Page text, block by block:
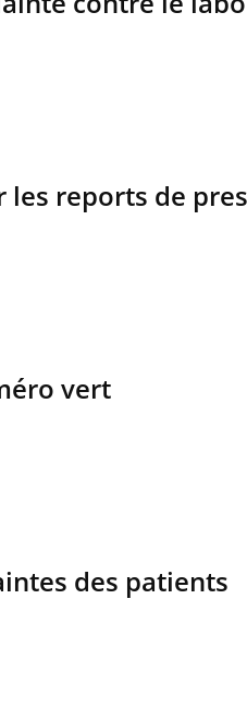
les reports de
vert
des patients
...